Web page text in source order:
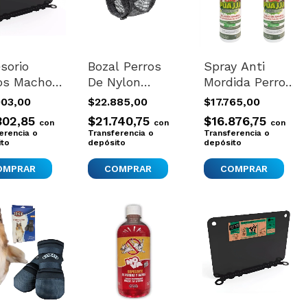
Macho
Eco con
o
Bozal Perros
De Nylon
Importado
Ferplast Talle
M
$22.885,00
$21.740,75 con
Transferencia o
depósito
Spray Anti
Mordida Perros
Protege
Muebles
Objetos X2
Transparente
$17.765,00
$16.876,75 con
Transferencia o
depósito